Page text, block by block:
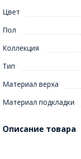
Цвет
Пол
Коллекция
Тип
Материал верха
Материал подкладки
Описание товара